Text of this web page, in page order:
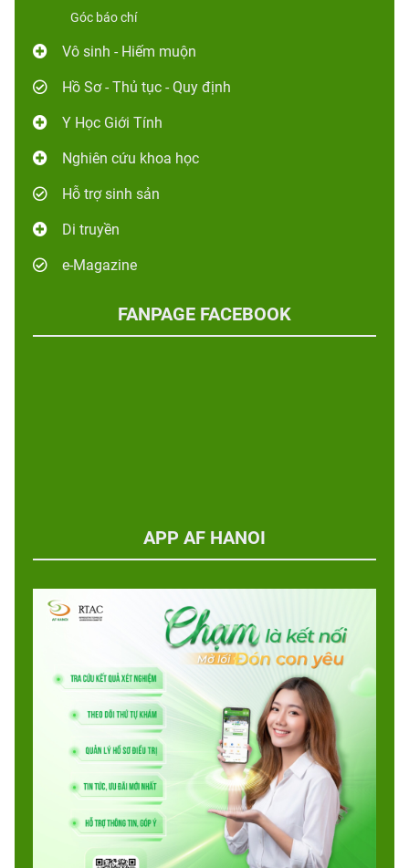
Góc báo chí
Vô sinh - Hiếm muộn
Hồ Sơ - Thủ tục - Quy định
Y Học Giới Tính
Nghiên cứu khoa học
Hỗ trợ sinh sản
Di truyền
e-Magazine
FANPAGE FACEBOOK
APP AF HANOI